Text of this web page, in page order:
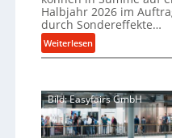
n
t
b
e
u
t
e
l
n
g
b
s
t
c
t
z
f
c
k
e
l
6
0
-
r
i
a
l
r
s
o
Halbjahr 2026 im
durch Sondereffekte…
Weiterlesen:
M
c
h
i
Bild: Easyfairs GmbH